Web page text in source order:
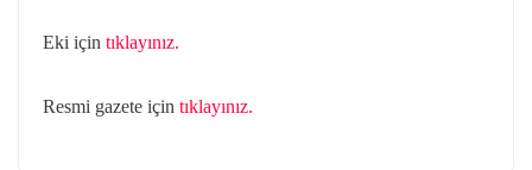
Eki için tıklayınız.
Resmi gazete için tıklayınız.